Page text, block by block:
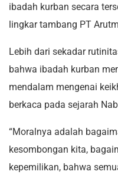
ibadah kurban secara
lingkar tambang PT
Lebih dari sekadar
bahwa ibadah kurban
mendalam mengenai
berkaca pada sejarah
“Moralnya adalah
kesombongan kita,
kepemilikan, bahwa